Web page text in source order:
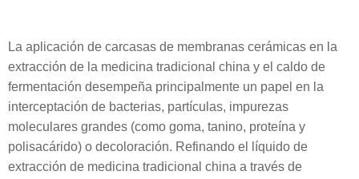
La aplicación de carcasas de membranas cerámicas en la
extracción de la medicina tradicional china y el caldo de
fermentación desempeña principalmente un papel en la
interceptación de bacterias, partículas, impurezas
moleculares grandes (como goma, tanino, proteína y
polisacárido) o decoloración. Refinando el líquido de
extracción de medicina tradicional china a través de